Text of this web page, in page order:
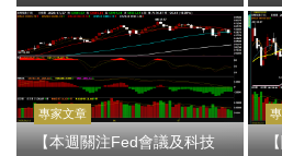
專家文章
【本週關注Fed會議及科技